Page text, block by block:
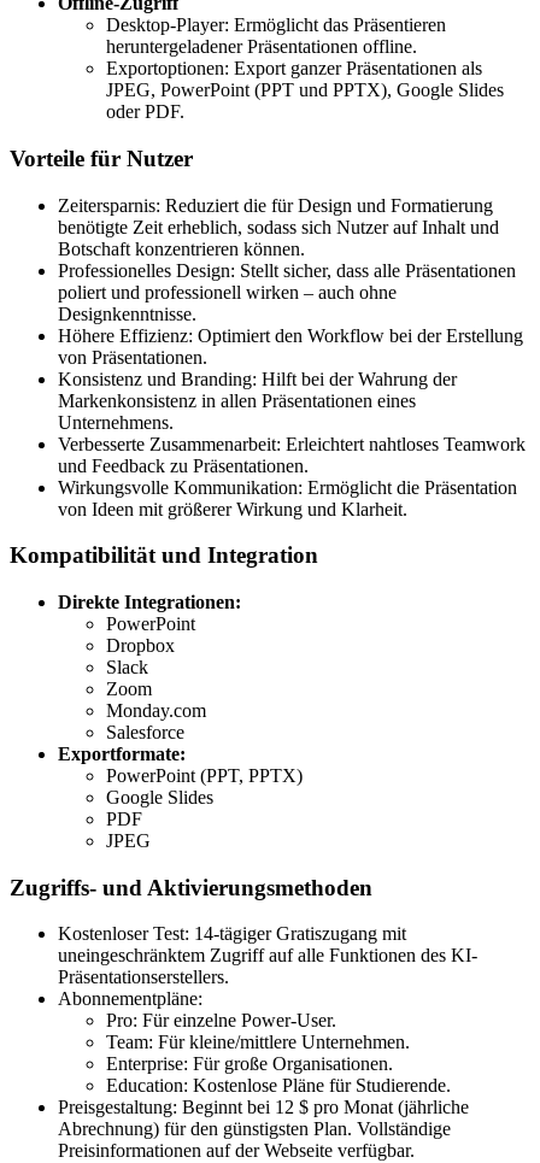
Desktop-Player: Ermöglicht das Präsentieren
heruntergeladener Präsentationen offline.
Exportoptionen: Export ganzer Präsentationen als
JPEG, PowerPoint (PPT und PPTX), Google Slides
oder PDF.
Vorteile für Nutzer
Zeitersparnis: Reduziert die für Design und Formatierung
benötigte Zeit erheblich, sodass sich Nutzer auf Inhalt und
Botschaft konzentrieren können.
Professionelles Design: Stellt sicher, dass alle Präsentationen
poliert und professionell wirken – auch ohne
Designkenntnisse.
Höhere Effizienz: Optimiert den Workflow bei der Erstellung
von Präsentationen.
Konsistenz und Branding: Hilft bei der Wahrung der
Markenkonsistenz in allen Präsentationen eines
Unternehmens.
Verbesserte Zusammenarbeit: Erleichtert nahtloses Teamwork
und Feedback zu Präsentationen.
Wirkungsvolle Kommunikation: Ermöglicht die Präsentation
von Ideen mit größerer Wirkung und Klarheit.
Kompatibilität und Integration
Direkte Integrationen:
PowerPoint
Dropbox
Slack
Zoom
Monday.com
Salesforce
Exportformate:
PowerPoint (PPT, PPTX)
Google Slides
PDF
JPEG
Zugriffs- und Aktivierungsmethoden
Kostenloser Test: 14-tägiger Gratiszugang mit
uneingeschränktem Zugriff auf alle Funktionen des KI-
Präsentationserstellers.
Abonnementpläne:
Pro: Für einzelne Power-User.
Team: Für kleine/mittlere Unternehmen.
Enterprise: Für große Organisationen.
Education: Kostenlose Pläne für Studierende.
Preisgestaltung: Beginnt bei 12 $ pro Monat (jährliche
Abrechnung) für den günstigsten Plan. Vollständige
Preisinformationen auf der Webseite verfügbar.